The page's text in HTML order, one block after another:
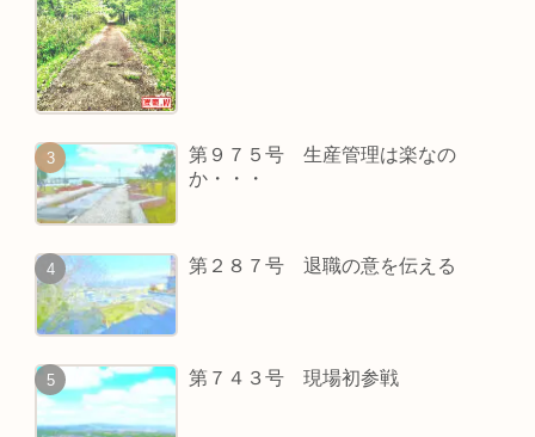
第９７５号 生産管理は楽なの
か・・・
第２８７号 退職の意を伝える
第７４３号 現場初参戦